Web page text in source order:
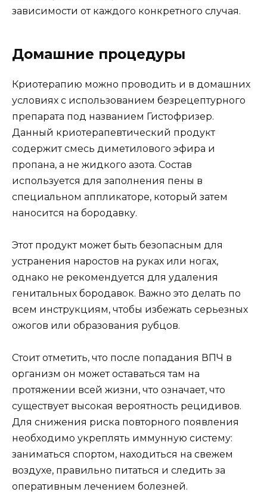
зависимости от каждого конкретного случая.
Домашние процедуры
Криотерапию можно проводить и в домашних
условиях с использованием безрецептурного
препарата под названием Гистофризер.
Данный криотерапевтический продукт
содержит смесь диметилового эфира и
пропана, а не жидкого азота. Состав
используется для заполнения пены в
специальном аппликаторе, который затем
наносится на бородавку.
Этот продукт может быть безопасным для
устранения наростов на руках или ногах,
однако не рекомендуется для удаления
генитальных бородавок. Важно это делать по
всем инструкциям, чтобы избежать серьезных
ожогов или образования рубцов.
Стоит отметить, что после попадания ВПЧ в
организм он может оставаться там на
протяжении всей жизни, что означает, что
существует высокая вероятность рецидивов.
Для снижения риска повторного появления
необходимо укреплять иммунную систему:
заниматься спортом, находиться на свежем
воздухе, правильно питаться и следить за
оперативным лечением болезней.